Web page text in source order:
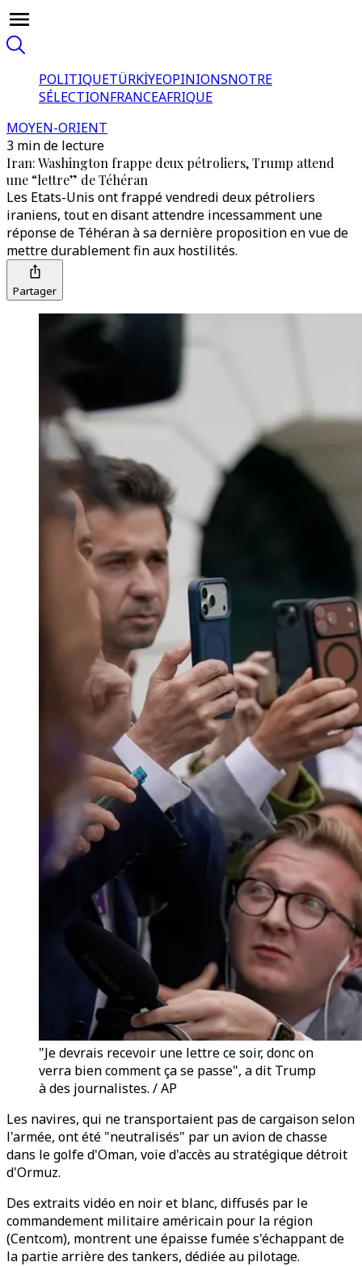
POLITIQUETÜRKİYEOPINIONSNOTRE
SÉLECTIONFRANCEAFRIQUE
MOYEN-ORIENT
3 min de lecture
Iran: Washington frappe deux pétroliers, Trump attend
une “lettre” de Téhéran
Les Etats-Unis ont frappé vendredi deux pétroliers
iraniens, tout en disant attendre incessamment une
réponse de Téhéran à sa dernière proposition en vue de
mettre durablement fin aux hostilités.
Partager
"Je devrais recevoir une lettre ce soir, donc on
verra bien comment ça se passe", a dit Trump
à des journalistes. / AP
Les navires, qui ne transportaient pas de cargaison selon
l'armée, ont été "neutralisés" par un avion de chasse
dans le golfe d'Oman, voie d'accès au stratégique détroit
d'Ormuz.
Des extraits vidéo en noir et blanc, diffusés par le
commandement militaire américain pour la région
(Centcom), montrent une épaisse fumée s'échappant de
la partie arrière des tankers, dédiée au pilotage.